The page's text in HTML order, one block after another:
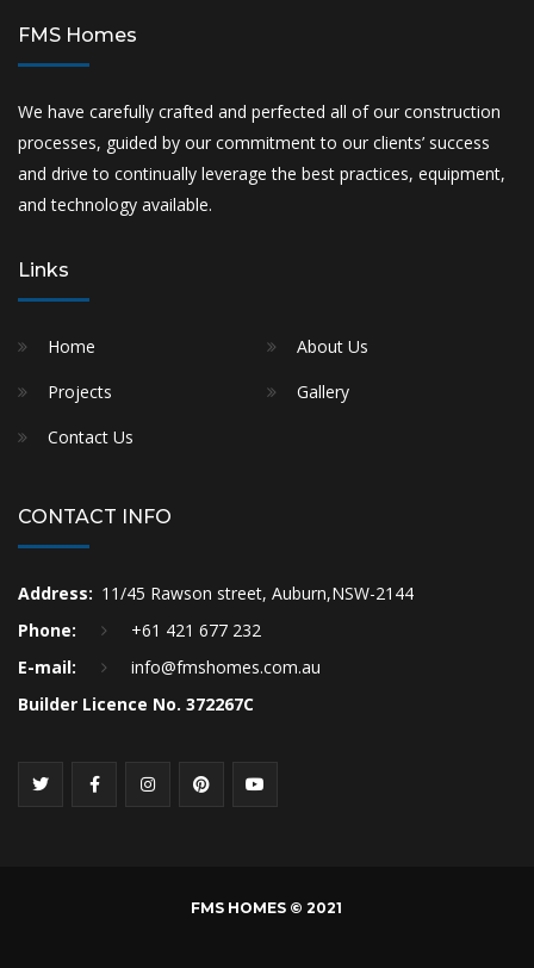
FMS Homes
We have carefully crafted and perfected all of our construction
processes, guided by our commitment to our clients’ success
and drive to continually leverage the best practices, equipment,
and technology available.
Links
Home
About Us
Projects
Gallery
Contact Us
CONTACT INFO
Address: 11/45 Rawson street, Auburn,NSW-2144
Phone:
+61 421 677 232
E-mail:
info@fmshomes.com.au
Builder Licence No. 372267C
FMS HOMES © 2021